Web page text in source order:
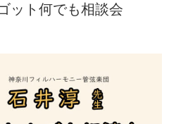
ット何でも相談会